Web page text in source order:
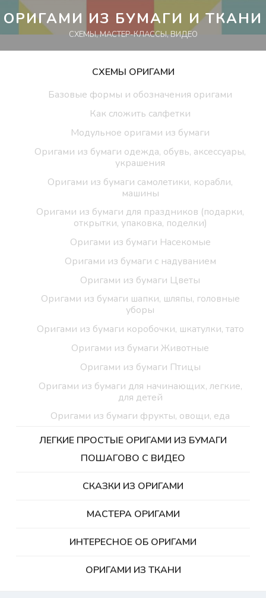
Перейти
ОРИГАМИ ИЗ БУМАГИ И ТКАНИ
СХЕМЫ, МАСТЕР-КЛАССЫ, ВИДЕО
СХЕМЫ ОРИГАМИ
Базовые формы и обозначения оригами
Как сложить салфетки
Модульное оригами из бумаги
Оригами из бумаги одежда, обувь, аксессуары,
украшения
Оригами из бумаги самолетики, корабли,
машины
Оригами из бумаги для праздников (подарки,
открытки, упаковка, поделки)
Оригами из бумаги Насекомые
Оригами из бумаги с надуванием
Оригами из бумаги Цветы
Оригами из бумаги шапки, шляпы, головные
уборы
Оригами из бумаги коробочки, шкатулки, тато
Оригами из бумаги Животные
Оригами из бумаги Птицы
Оригами из бумаги для начинающих, легкие,
для детей
Оригами из бумаги фрукты, овощи, еда
ЛЕГКИЕ ПРОСТЫЕ ОРИГАМИ ИЗ БУМАГИ
ПОШАГОВО С ВИДЕО
СКАЗКИ ИЗ ОРИГАМИ
МАСТЕРА ОРИГАМИ
ИНТЕРЕСНОЕ ОБ ОРИГАМИ
ОРИГАМИ ИЗ ТКАНИ